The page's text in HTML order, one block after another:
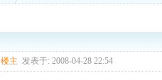
楼主 发表于: 2008-04-28 22:54